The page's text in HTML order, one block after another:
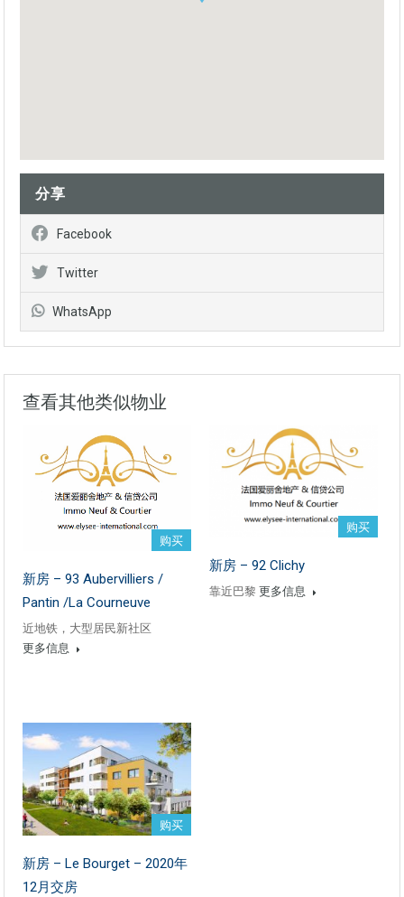
分享
Facebook
Twitter
WhatsApp
查看其他类似物业
购买
新房 – 93 Aubervilliers /
Pantin /La Courneuve
近地铁，大型居民新社区
更多信息
购买
新房 – 92 Clichy
靠近巴黎 更多信息
购买
新房 – Le Bourget – 2020年
12月交房